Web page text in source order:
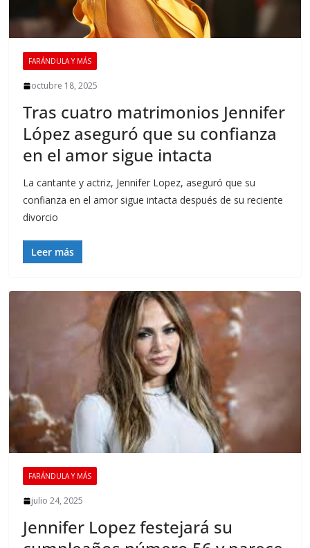
FARÁNDULA Y MÁS
octubre 18, 2025
Tras cuatro matrimonios Jennifer
López aseguró que su confianza
en el amor sigue intacta
La cantante y actriz, Jennifer Lopez, aseguró que su
confianza en el amor sigue intacta después de su reciente
divorcio
Leer más
FARÁNDULA Y MÁS
julio 24, 2025
Jennifer Lopez festejará su